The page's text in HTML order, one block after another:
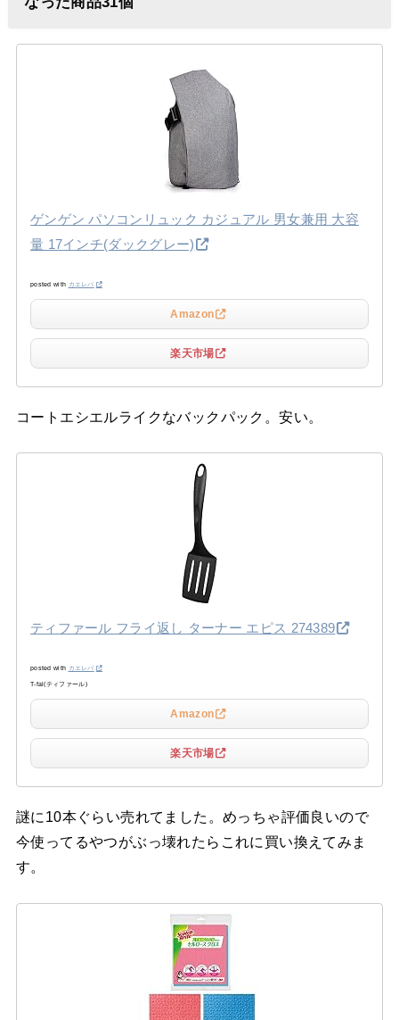
ゲンゲン パソコンリュック カジュアル 男女兼用 大容
量 17インチ(ダックグレー)
posted with カエレバ
Amazon
楽天市場
コートエシエルライクなバックパック。安い。
ティファール フライ返し ターナー エピス 274389
posted with カエレバ
T-fal(ティファール)
Amazon
楽天市場
謎に10本ぐらい売れてました。めっちゃ評価良いので
今使ってるやつがぶっ壊れたらこれに買い換えてみま
す。